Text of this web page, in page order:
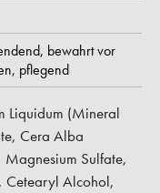
bewahrt vor
pflegend
Liquidum (Mineral
Cera Alba
Sulfate,
Cetearyl Alcohol,